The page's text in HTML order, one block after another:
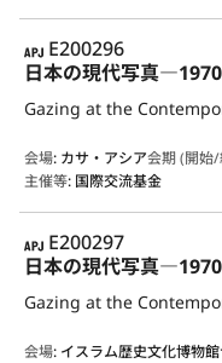
APJ
E200296
日本の現代写真
会場: カサ・アシア会期 (開始
主催等: 国際交流基金
APJ
E200297
日本の現代写真
会場: イスラム歴史文化博物